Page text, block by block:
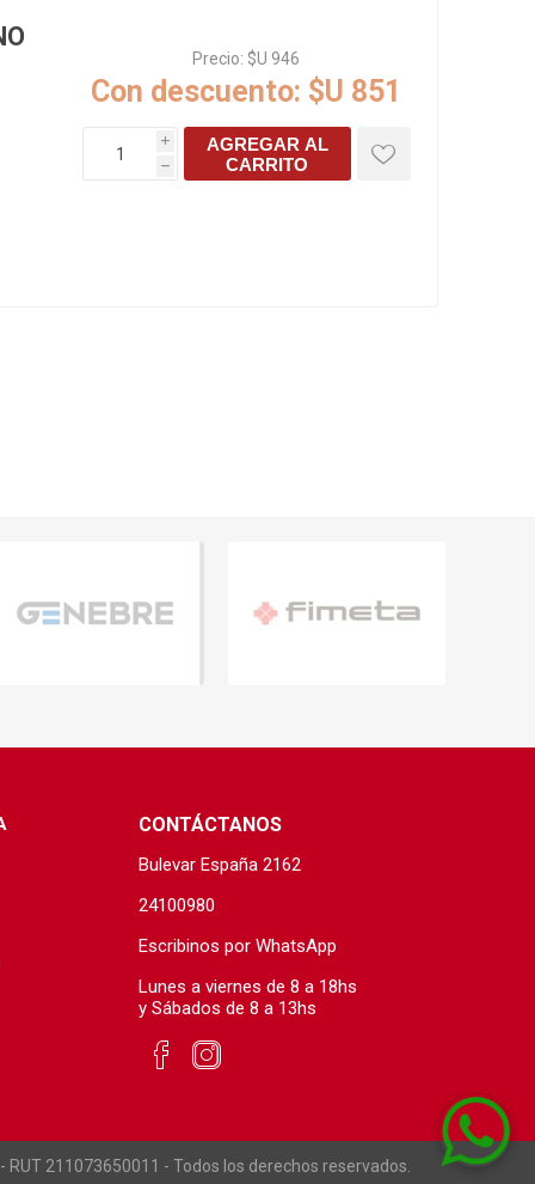
Precio: $U 946
Con descuento: $U 851
i
h
AGREGAR AL
CARRITO
CONTÁCTANOS
Bulevar España 2162
24100980
Escribinos por WhatsApp
Lunes a viernes de 8 a 18hs
y Sábados de 8 a 13hs
211073650011 - Todos los derechos reservados.